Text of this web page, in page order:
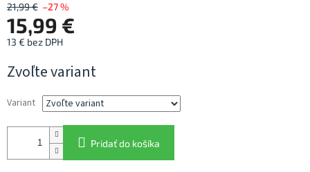
21,99 € –27 %
15,99 €
13 € bez DPH
cena:
Zvoľte variant
Variant
Pridať do košíka